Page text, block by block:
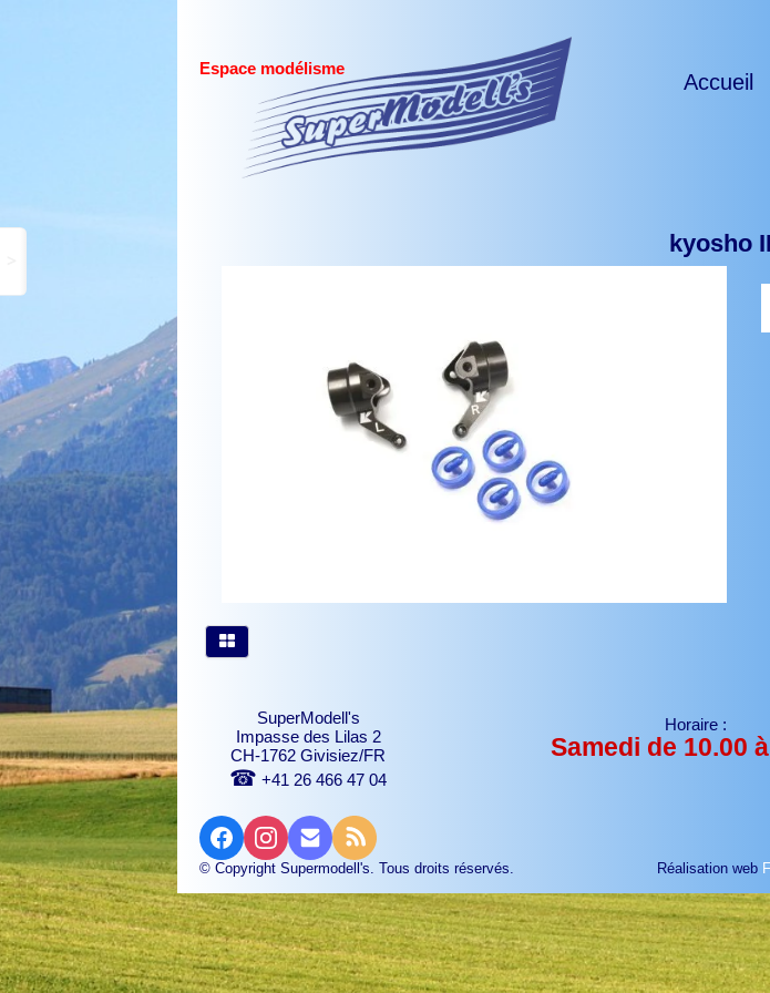
Espace modélisme
Accueil
kyosho
SuperModell's
Impasse des Lilas 2
CH-1762 Givisiez/FR
☎ +41 26 466 47 04
Horaire :
Samedi de 10.00
© Copyright Supermodell's. Tous droits réservés. Réalisation web